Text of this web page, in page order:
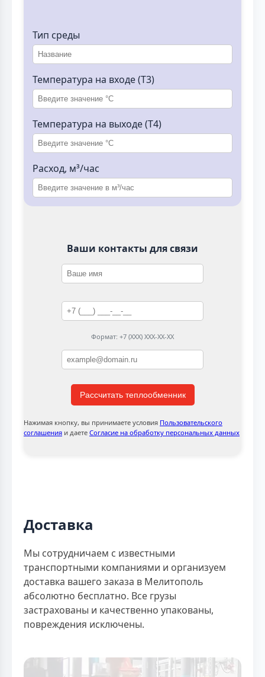
Тип среды
Температура на входе (T3)
Температура на выходе (T4)
Расход, м³/час
Ваши контакты для связи
Формат: +7 (XXX) XXX-XX-XX
Рассчитать теплообменник
Нажимая кнопку, вы принимаете условия Пользовательского
соглашения и даете Согласие на обработку персональных данных
Доставка
Мы сотрудничаем с известными
транспортными компаниями и организуем
доставка вашего заказа в Мелитополь
абсолютно бесплатно. Все грузы
застрахованы и качественно упакованы,
повреждения исключены.